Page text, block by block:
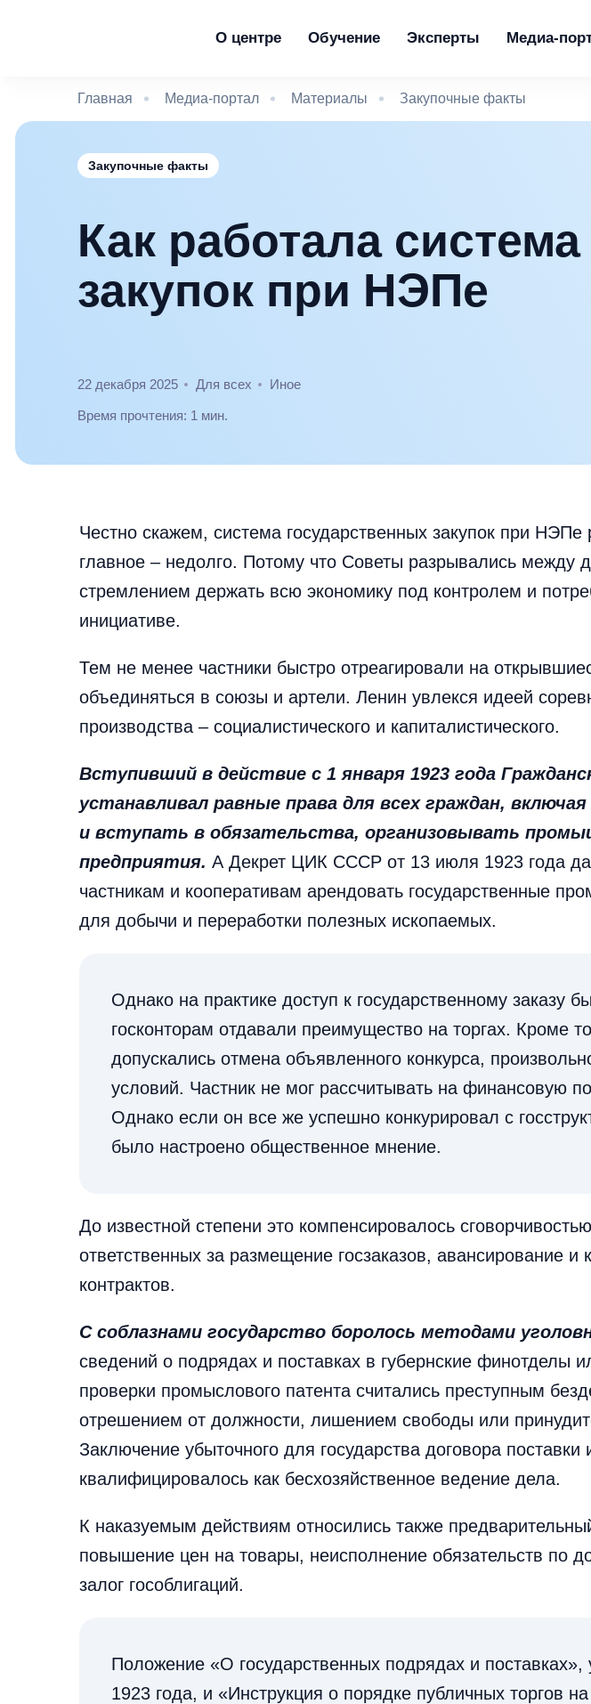
О центре Обучение Эксперты Медиа-
Главная Медиа-портал Материалы Закупочные факты
Закупочные факты
Как работала
закупок при НЭПе
22 декабря 2025 Для всех Иное
Время прочтения: 1 мин.
Честно скажем, система государственных закупок при НЭПе
главное – недолго. Потому что Советы разрывались между
стремлением держать всю экономику под контролем и
инициативе.
Тем не менее частники быстро отреагировали на
объединяться в союзы и артели. Ленин увлекся идеей
производства – социалистического и капиталистического.
Вступивший в действие с 1 января 1923 года
устанавливал равные права для всех граждан,
и вступать в обязательства, организовывать
предприятия. А Декрет ЦИК СССР от 13 июля 1923 года
частникам и кооперативам арендовать государственные
для добычи и переработки полезных ископаемых.
Однако на практике доступ к государственному заказу
госконторам отдавали преимущество на торгах. Кроме
допускались отмена объявленного конкурса,
условий. Частник не мог рассчитывать на финансовую
Однако если он все же успешно конкурировал с
было настроено общественное мнение.
До известной степени это компенсировалось
ответственных за размещение госзаказов, авансирование и
контрактов.
С соблазнами государство боролось методами
сведений о подрядах и поставках в губернские финотделы
проверки промыслового патента считались преступным
отрешением от должности, лишением свободы или
Заключение убыточного для государства договора
квалифицировалось как бесхозяйственное ведение дела.
К наказуемым действиям относились также
повышение цен на товары, неисполнение обязательств по
залог гособлигаций.
Положение «О государственных подрядах и
1923 года, и «Инструкция о порядке публичных торгов